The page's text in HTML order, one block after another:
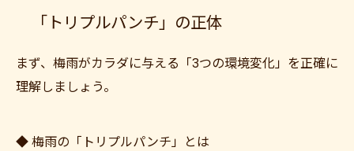
「トリプルパンチ」の正体
まず、梅雨がカラダに与える「3つの環境変化」を正確に
理解しましょう。
◆ 梅雨の「トリプルパンチ」とは